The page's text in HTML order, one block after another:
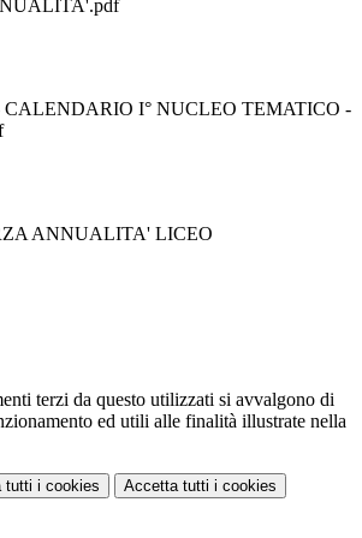
CALENDARIO I° NUCLEO TEMATICO -
ANNUALITA' LICEO
terzi da questo utilizzati si avvalgono di
ed utili alle finalità illustrate nella
tutti i cookies Accetta tutti i cookies